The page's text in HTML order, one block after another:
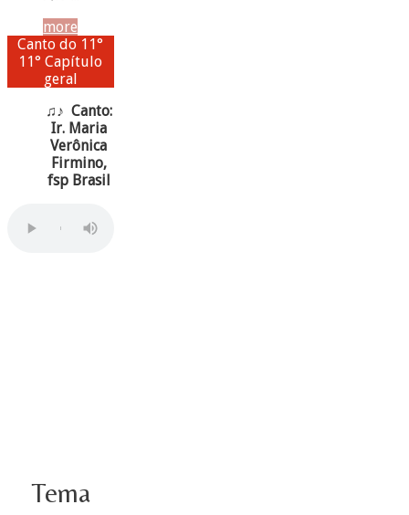
more
Canto do 11°
11° Capítulo
geral
♫♪ Canto:
Ir. Maria
Verônica
Firmino,
fsp Brasil
Tema